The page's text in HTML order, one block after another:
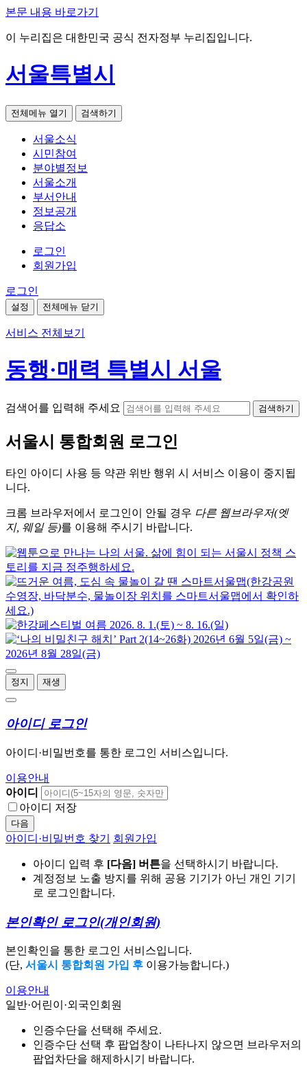
본문 내용 바로가기
이 누리집은 대한민국 공식 전자정부 누리집입니다.
서울특별시
전체메뉴 열기 검색하기
서울소식
시민참여
분야별정보
서울소개
부서안내
정보공개
응답소
로그인
회원가입
로그인
설정 전체메뉴 닫기
서비스 전체보기
동행·매력 특별시 서울
검색어를 입력해 주세요 검색하기
서울시 통합회원 로그인
타인 아이디 사용 등 약관 위반 행위 시 서비스 이용이 중지됩
니다.
크롬 브라우저에서 로그인이 안될 경우 다른 웹브라우저(엣
지, 웨일 등)를 이용해 주시기 바랍니다.
정지 재생
아이디 로그인
아이디·비밀번호를 통한 로그인 서비스입니다.
이용안내
아이디
아이디 저장
다음
아이디·비밀번호 찾기 회원가입
아이디 입력 후 [다음] 버튼을 선택하시기 바랍니다.
계정정보 노출 방지를 위해 공용 기기가 아닌 개인 기기
로 로그인합니다.
본인확인 로그인(개인회원)
본인확인을 통한 로그인 서비스입니다.
(단, 서울시 통합회원 가입 후 이용가능합니다.)
이용안내
일반·어린이·외국인회원
인증수단을 선택해 주세요.
인증수단 선택 후 팝업창이 나타나지 않으면 브라우저의
팝업차단을 해제하시기 바랍니다.